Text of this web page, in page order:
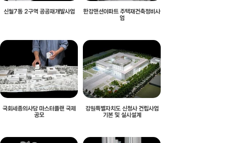
신월7동 2구역 공공재개발사업
한강맨션아파트 주택재건축정비사
업
국회세종의사당 마스터플랜 국제
공모
강원특별자치도 신청사 건립사업
기본 및 실시설계